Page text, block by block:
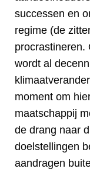
successen en
regime (de
procrastineren.
wordt al
moment om
maatschappij
de drang naar
doelstellingen
aandragen